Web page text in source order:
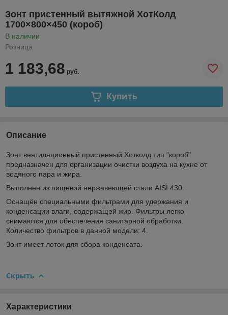
Зонт пристенный вытяжной ХотКолд
1700×800×450 (короб)
В наличии
Розница
1 183,68 руб.
Купить
Описание
Зонт вентиляционный пристенный Хотколд тип "короб"
предназначен для организации очистки воздуха на кухне от
водяного пара и жира.
Выполнен из пищевой нержавеющей стали AISI 430.
Оснащён специальными фильтрами для удержания и
конденсации влаги, содержащей жир. Фильтры легко
снимаются для обеспечения санитарной обработки.
Количество фильтров в данной модели: 4.
Зонт имеет лоток для сбора конденсата.
Скрыть
Характеристики